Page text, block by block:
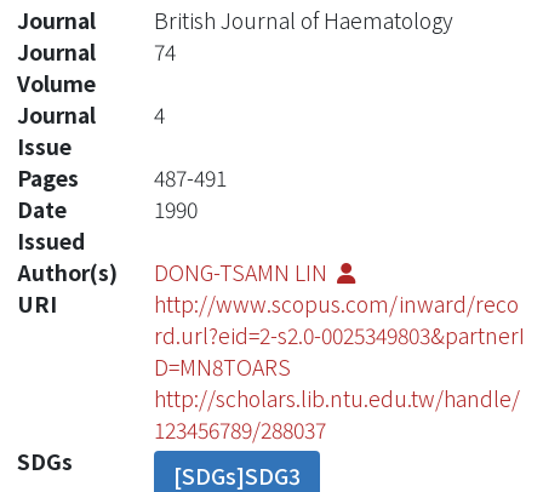
Journal
British Journal of Haematology
Journal
Volume
74
Journal
Issue
4
Pages
487-491
Date
Issued
1990
Author(s)
DONG-TSAMN LIN
URI
http://www.scopus.com/inward/reco
rd.url?eid=2-s2.0-0025349803&partnerI
D=MN8TOARS
http://scholars.lib.ntu.edu.tw/handle/
123456789/288037
SDGs
[SDGs]SDG3